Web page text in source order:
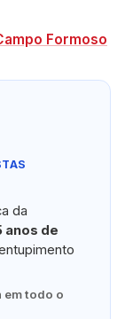
Formoso
da
anos de
em todo o